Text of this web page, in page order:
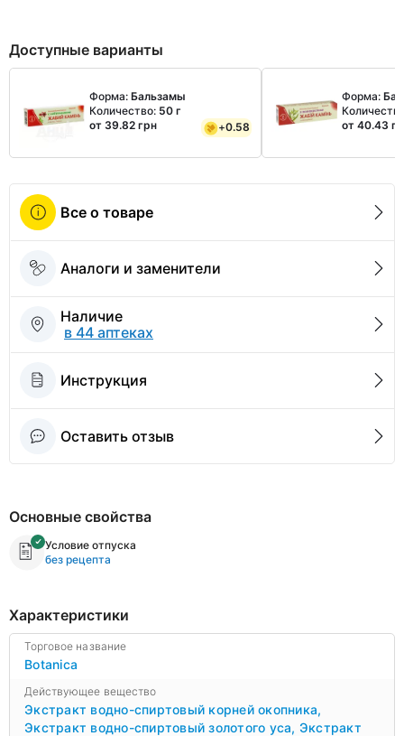
Доступные варианты
Форма: Бальзамы
Количество: 50 г
от 39.82 грн
+0.58
Форма:
от 40.43
Все о товаре
Аналоги и заменители
Наличие
в 44 аптеках
Инструкция
Оставить отзыв
Основные свойства
Условие отпуска
без рецепта
Характеристики
Торговое название
Botanica
Действующее вещество
Экстракт водно-спиртовый корней окопника,
Экстракт водно-спиртовый золотого уса, Экстракт